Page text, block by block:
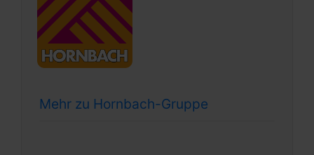
Mehr zu Hornbach-Gruppe